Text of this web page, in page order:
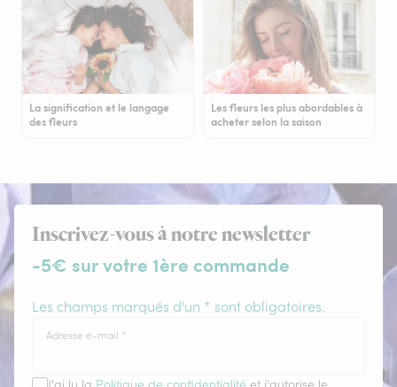
La signification et le langage
des fleurs
Les fleurs les plus abordables à
acheter selon la saison
Inscrivez-vous à notre newsletter
-5€ sur votre 1ère commande
Les champs marqués d'un * sont obligatoires.
Adresse e-mail *